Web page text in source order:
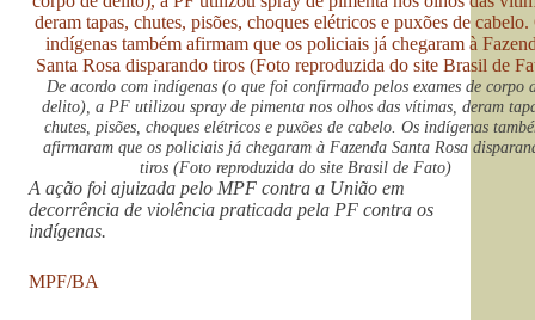
De acordo com indígenas (o que foi confirmado pelos exames de corpo
delito), a PF utilizou spray de pimenta nos olhos das vítimas, deram
chutes, pisões, choques elétricos e puxões de cabelo. Os indígenas
afirmaram que os policiais já chegaram à Fazenda Santa Rosa
tiros (Foto reproduzida do site Brasil de Fato)
A ação foi ajuizada pelo MPF contra a União em
decorrência de violência praticada pela PF contra os
indígenas.
MPF/BA